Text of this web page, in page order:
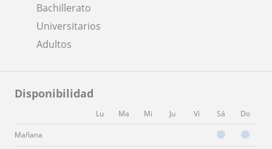
Bachillerato
Universitarios
Adultos
Disponibilidad
Lu Ma Mi Ju Vi Sá Do
Mañana